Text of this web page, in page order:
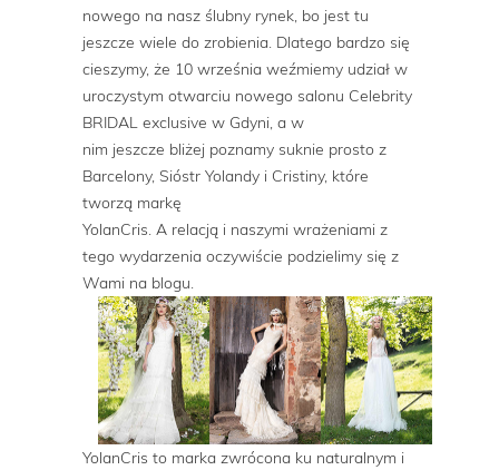
nowego na nasz ślubny rynek, bo jest tu
jeszcze wiele do zrobienia. Dlatego bardzo się
cieszymy, że 10 września weźmiemy udział w
uroczystym otwarciu nowego salonu Celebrity
BRIDAL exclusive w Gdyni, a w
nim jeszcze bliżej poznamy suknie prosto z
Barcelony, Sióstr Yolandy i Cristiny, które
tworzą markę
YolanCris. A relacją i naszymi wrażeniami z
tego wydarzenia oczywiście podzielimy się z
Wami na blogu.
YolanCris to marka zwrócona ku naturalnym i